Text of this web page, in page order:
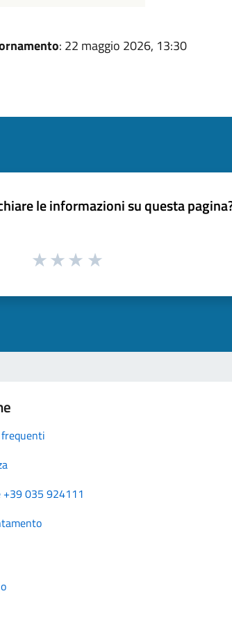
: 22 maggio 2026, 13:30
le informazioni su questa
+39 035 924111